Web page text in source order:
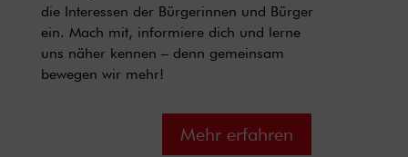
die Interessen der Bürgerinnen und Bürger
ein. Mach mit, informiere dich und lerne
uns näher kennen – denn gemeinsam
bewegen wir mehr!
Mehr erfahren